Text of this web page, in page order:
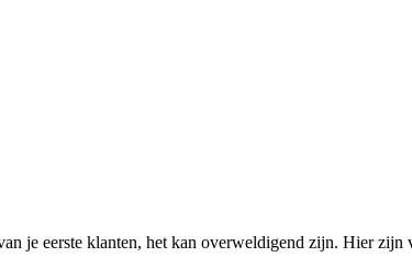
je eerste klanten, het kan overweldigend zijn. Hier